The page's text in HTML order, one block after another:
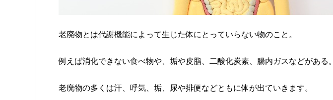
老廃物とは代謝機能によって生じた体にとっていらない物のこと。
例えば消化できない食べ物や、垢や皮脂、二酸化炭素、腸内ガスなどがある。
老廃物の多くは汗、呼気、垢、尿や排便などともに体が出ていきます。